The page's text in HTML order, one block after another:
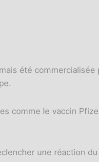
été commercialisée
comme le vaccin
une réaction